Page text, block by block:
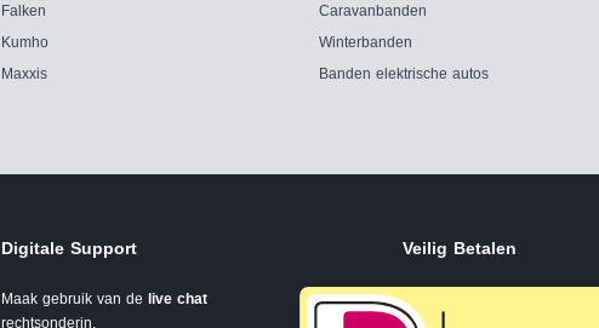
Falken
Kumho
Maxxis
Caravanbanden
Winterbanden
Banden elektrische autos
Digitale Support
Maak gebruik van de live chat
rechtsonderin.
Veilig Betalen